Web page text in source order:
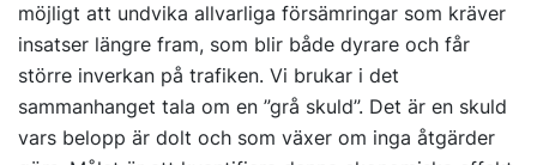
möjligt att undvika allvarliga försämringar som kräver
insatser längre fram, som blir både dyrare och får
större inverkan på trafiken. Vi brukar i det
sammanhanget tala om en ”grå skuld”. Det är en skuld
vars belopp är dolt och som växer om inga åtgärder